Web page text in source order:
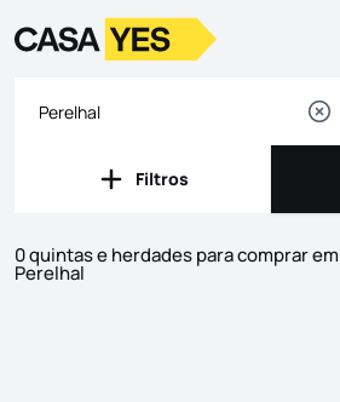
LogoIr para a homepage
Filtros
Filtros
0 quintas e herdades para comprar em
Perelhal